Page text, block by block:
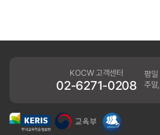
KOCW 고객센터
02-6271-0208
평일
주말